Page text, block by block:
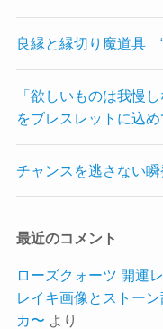
良縁と縁切り魔道具
「欲しいものは我慢
をブレスレットに込め
チャンスを逃さない
最近のコメント
ローズクォーツ 開運
レイキ画像とストー
カ〜 より